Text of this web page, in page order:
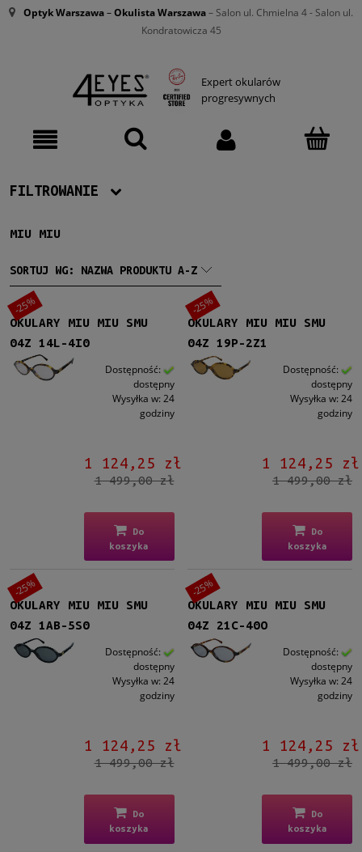
Optyk Warszawa–Okulista Warszawa– Salon ul. Chmielna 4 - Salon ul.
Kondratowicza 45
Expert okularów
progresywnych
FILTROWANIE
Producent
Miu Miu (45)
Damskie
Damskie(45)
Kształt
Kolor oprawy
Czarny
(9)
Brązowy/Beżowy
Niebieski
Złoty(20)
MIU MIU
SORTUJ WG: NAZWA PRODUKTU A-Z
OKULARY MIU MIU SMU
04Z 14L-4I0
Dostępność:
dostępny
Wysyłka w: 24
godziny
1 124,25 zł
1 499,00 zł
Do
koszyka
-25%
OKULARY MIU MIU SMU
04Z 19P-2Z1
Dostępność:
dostępny
Wysyłka w: 24
godziny
1 124,25 zł
1 499,00 zł
Do
koszyka
-25%
OKULARY MIU MIU SMU
04Z 1AB-5S0
Dostępność:
dostępny
Wysyłka w: 24
godziny
1 124,25 zł
1 499,00 zł
Do
koszyka
-25%
OKULARY MIU MIU SMU
04Z 21C-40O
Dostępność:
dostępny
Wysyłka w: 24
godziny
1 124,25 zł
1 499,00 zł
Do
koszyka
-25%